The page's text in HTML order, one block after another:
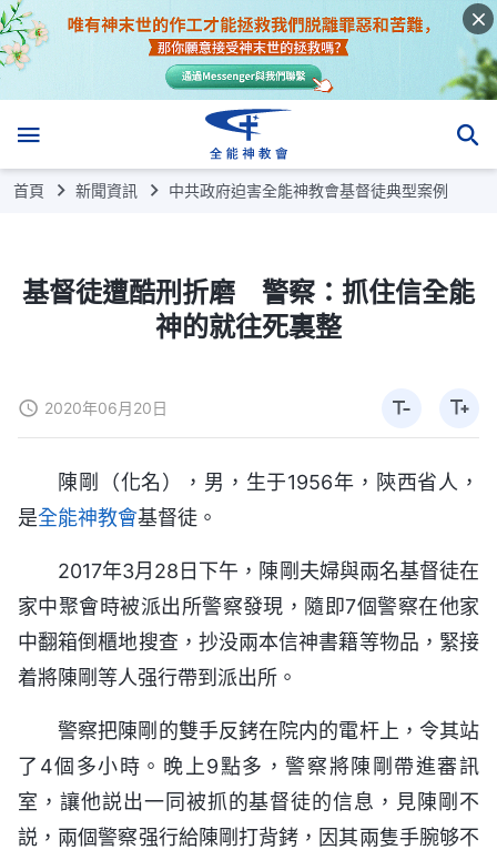
首頁 新聞資訊 中共政府迫害全能神教會基督徒典型案例
基督徒遭酷刑折磨 警察：抓住信全能
神的就往死裏整
2020年06月20日
陳剛（化名），男，生于1956年，陝西省人，
是全能神教會基督徒。
2017年3月28日下午，陳剛夫婦與兩名基督徒在
家中聚會時被派出所警察發現，隨即7個警察在他家
中翻箱倒櫃地搜查，抄没兩本信神書籍等物品，緊接
着將陳剛等人强行帶到派出所。
警察把陳剛的雙手反銬在院内的電杆上，令其站
了4個多小時。晚上9點多，警察將陳剛帶進審訊
室，讓他説出一同被抓的基督徒的信息，見陳剛不
説，兩個警察强行給陳剛打背銬，因其兩隻手腕够不